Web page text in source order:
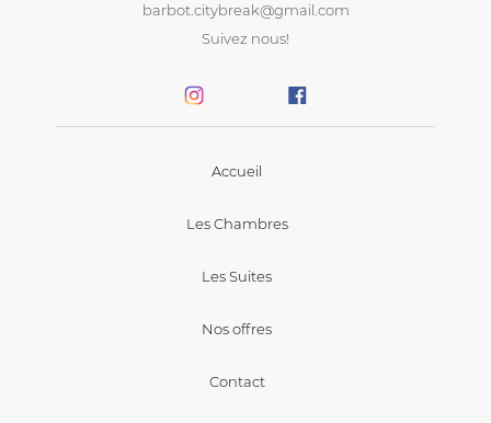
barbot.citybreak@gmail.com
Suivez nous!
Accueil
Les Chambres
Les Suites
Nos offres
Contact